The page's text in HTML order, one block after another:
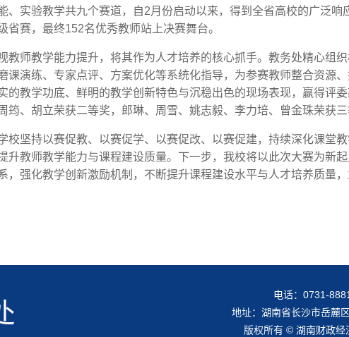
、实验教学共九个赛道，自2月份启动以来，得到全省高校的广泛
省赛，最终152名优秀教师站上决赛舞台。
教师教学能力提升，将其作为人才培养的核心抓手。教务处精心组
课演练、专家点评、方案优化等系统化指导，为参赛教师整合资源
的教学功底、鲜明的教学创新特色与沉稳出色的现场表现，赢得评
筠、胡立荣获二等奖，郎琳、周雪、姚志毅、李力培、曾金珠荣获三
校坚持以赛促教、以赛促学、以赛促改、以赛促建，持续深化课堂
升教师教学能力与课程建设质量。下一步，我校将以此次大赛为新
，强化教学创新激励机制，不断提升课程建设水平与人才培养质量
电话：0731-
地址：湖南省长沙市岳麓
版权所有 © 湖南财政经